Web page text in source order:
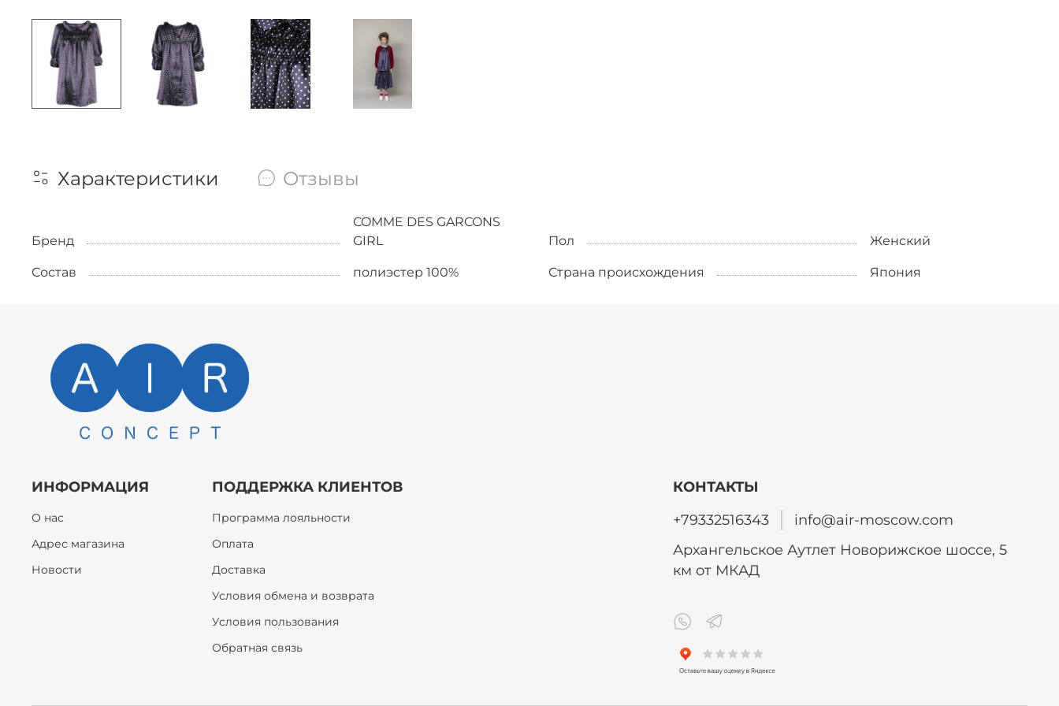
Характеристики Отзывы
Бренд
COMME DES GARCONS
GIRL
Пол Женский
Состав полиэстер 100% Страна происхождения Япония
ИНФОРМАЦИЯ
О нас
Адрес магазина
Новости
ПОДДЕРЖКА КЛИЕНТОВ
Программа лояльности
Оплата
Доставка
Условия обмена и возврата
Условия пользования
Обратная связь
КОНТАКТЫ
+79332516343
info@air-moscow.com
Архангельское Аутлет Новорижское шоссе, 5
км от МКАД